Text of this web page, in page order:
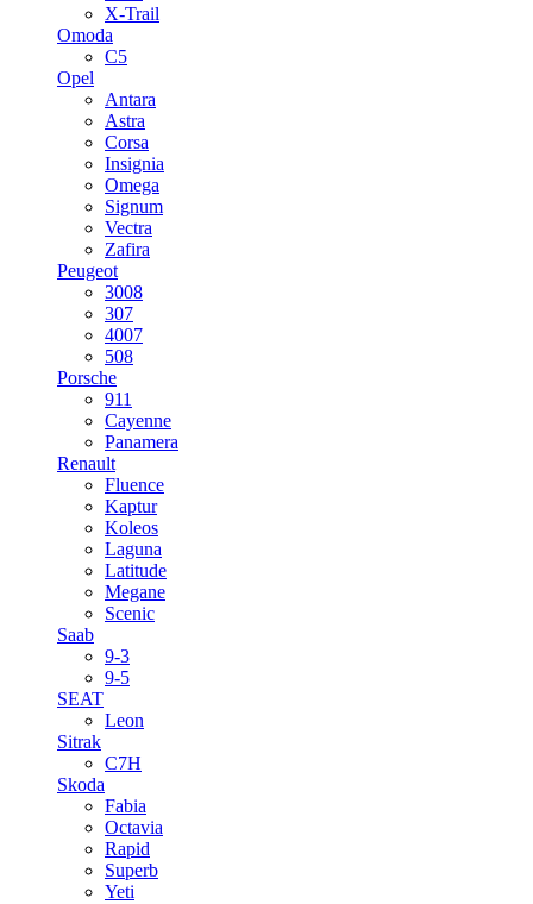
X-Trail
Omoda
C5
Opel
Antara
Astra
Corsa
Insignia
Omega
Signum
Vectra
Zafira
Peugeot
3008
307
4007
508
Porsche
911
Cayenne
Panamera
Renault
Fluence
Kaptur
Koleos
Laguna
Latitude
Megane
Scenic
Saab
9-3
9-5
SEAT
Leon
Sitrak
C7H
Skoda
Fabia
Octavia
Rapid
Superb
Yeti